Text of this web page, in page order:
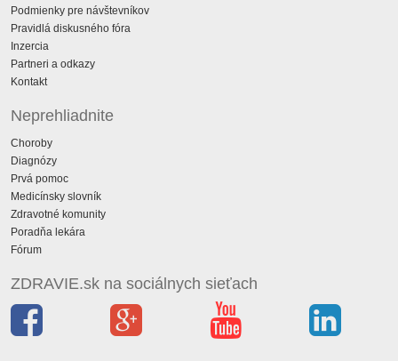
Podmienky pre návštevníkov
Pravidlá diskusného fóra
Inzercia
Partneri a odkazy
Kontakt
Neprehliadnite
Choroby
Diagnózy
Prvá pomoc
Medicínsky slovník
Zdravotné komunity
Poradňa lekára
Fórum
ZDRAVIE.sk na sociálnych sieťach